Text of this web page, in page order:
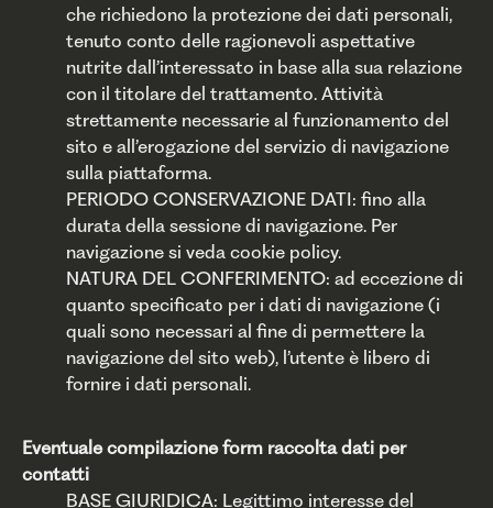
che richiedono la protezione dei dati personali,
tenuto conto delle ragionevoli aspettative
nutrite dall’interessato in base alla sua relazione
con il titolare del trattamento. Attività
strettamente necessarie al funzionamento del
sito e all’erogazione del servizio di navigazione
sulla piattaforma.
PERIODO CONSERVAZIONE DATI: fino alla
durata della sessione di navigazione. Per
navigazione si veda cookie policy.
NATURA DEL CONFERIMENTO: ad eccezione di
quanto specificato per i dati di navigazione (i
quali sono necessari al fine di permettere la
navigazione del sito web), l’utente è libero di
fornire i dati personali.
Eventuale compilazione form raccolta dati per
contatti
BASE GIURIDICA: Legittimo interesse del